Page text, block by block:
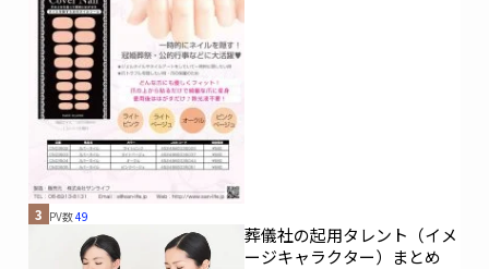
3 PV数49
葬儀社の起用タレント（イメ
ージキャラクター）まとめ